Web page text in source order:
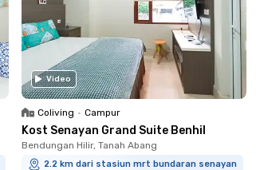
Video
Coliving • Campur
Kost Senayan Grand Suite Benhil
Bendungan Hilir, Tanah Abang
2.2 km dari stasiun mrt bundaran senayan